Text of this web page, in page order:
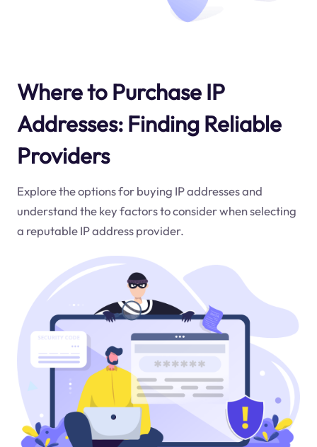
Where to Purchase IP
Addresses: Finding Reliable
Providers
Explore the options for buying IP addresses and
understand the key factors to consider when selecting
a reputable IP address provider.